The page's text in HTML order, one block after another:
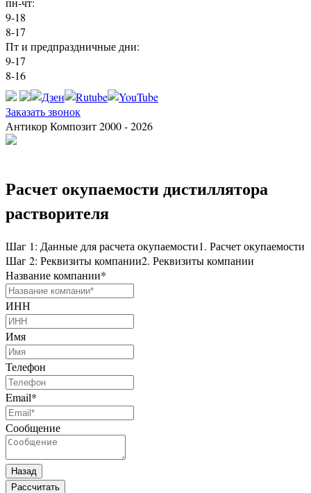
9-18
8-17
Пт и предпраздничные дни:
9-17
8-16
Заказать звонок
Антикор Композит 2000 - 2026
Расчет окупаемости дистиллятора
растворителя
Шаг 1: Данные для расчета окупаемости1. Расчет окупаемости
Шаг 2: Реквизиты компании2. Реквизиты компании
Название компании*
ИНН
Имя
Телефон
Email*
Сообщение
Назад
Рассчитать